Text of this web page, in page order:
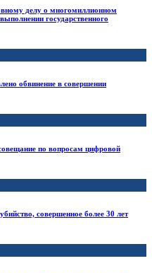
делу о многомиллионном
государственного
обвинение в совершении
по вопросам цифровой
совершенное более 30 лет